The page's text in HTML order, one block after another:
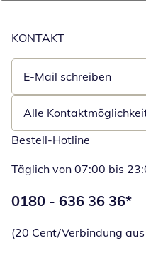
KONTAKT
E-Mail schreiben
Öffnet E-Mail-Client
Alle
Bestell-Hotline
Täglich von 07:00 bis
Telefonnummer:
0180 - 636 36 36*
(20 Cent/Verbindung